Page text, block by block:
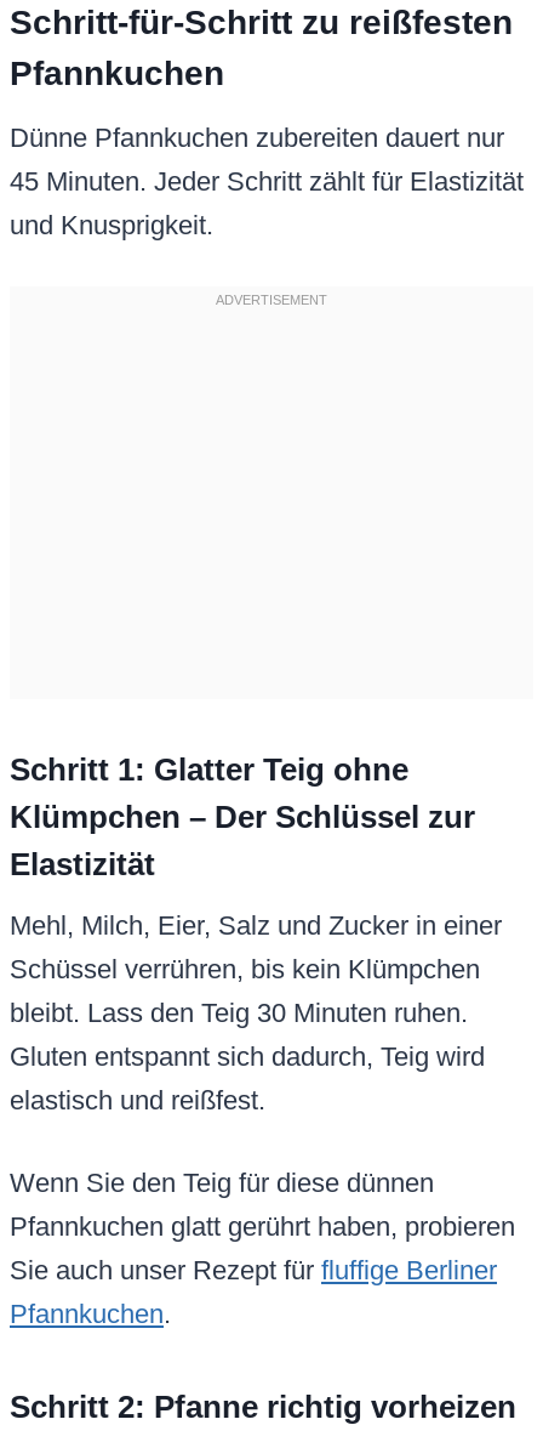
Schritt-für-Schritt zu reißfesten
Pfannkuchen
Dünne Pfannkuchen zubereiten dauert nur
45 Minuten. Jeder Schritt zählt für Elastizität
und Knusprigkeit.
Schritt 1: Glatter Teig ohne
Klümpchen – Der Schlüssel zur
Elastizität
Mehl, Milch, Eier, Salz und Zucker in einer
Schüssel verrühren, bis kein Klümpchen
bleibt. Lass den Teig 30 Minuten ruhen.
Gluten entspannt sich dadurch, Teig wird
elastisch und reißfest.
Wenn Sie den Teig für diese dünnen
Pfannkuchen glatt gerührt haben, probieren
Sie auch unser Rezept für fluffige Berliner
Pfannkuchen.
Schritt 2: Pfanne richtig vorheizen